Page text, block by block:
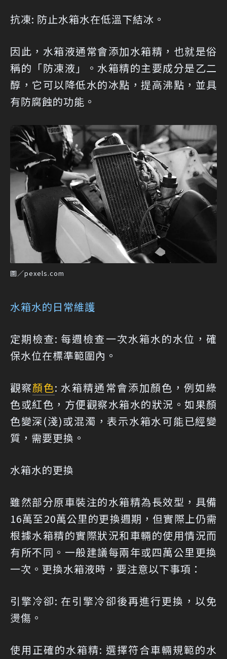
抗凍: 防止水箱水在低溫下結冰。
因此，水箱液通常會添加水箱精，也就是俗
稱的「防凍液」。水箱精的主要成分是乙二
醇，它可以降低水的冰點，提高沸點，並具
有防腐蝕的功能。
圖／pexels.com
水箱水的日常維護
定期檢查: 每週檢查一次水箱水的水位，確
保水位在標準範圍內。
觀察顏色: 水箱精通常會添加顏色，例如綠
色或紅色，方便觀察水箱水的狀況。如果顏
色變深(淺)或混濁，表示水箱水可能已經變
質，需要更換。
水箱水的更換
雖然部分原車裝注的水箱精為長效型，具備
16萬至20萬公里的更換週期，但實際上仍需
根據水箱精的實際狀況和車輛的使用情況而
有所不同。一般建議每兩年或四萬公里更換
一次。更換水箱液時，要注意以下事項：
引擎冷卻: 在引擎冷卻後再進行更換，以免
燙傷。
使用正確的水箱精: 選擇符合車輛規範的水